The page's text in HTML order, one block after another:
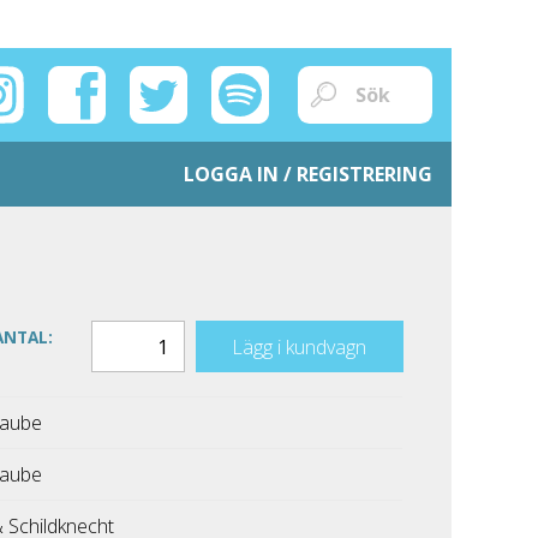
LOGGA IN / REGISTRERING
Lägg i kundvagn
Schildknecht